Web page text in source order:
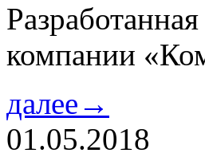
компании
далее→
01.05.2018